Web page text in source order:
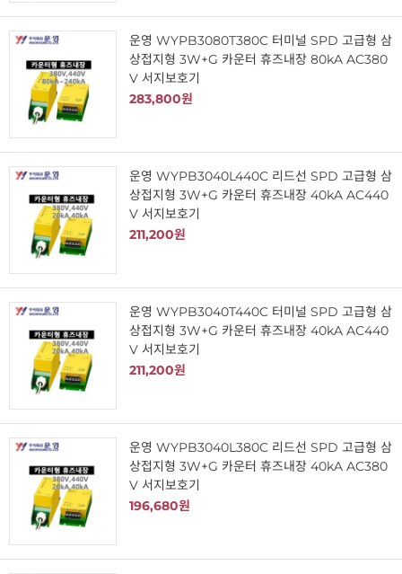
운영 WYPB3080T380C 터미널 SPD 고급형 삼
상접지형 3W+G 카운터 휴즈내장 80kA AC380
V 서지보호기
283,800원
운영 WYPB3040L440C 리드선 SPD 고급형 삼
상접지형 3W+G 카운터 휴즈내장 40kA AC440
V 서지보호기
211,200원
운영 WYPB3040T440C 터미널 SPD 고급형 삼
상접지형 3W+G 카운터 휴즈내장 40kA AC440
V 서지보호기
211,200원
운영 WYPB3040L380C 리드선 SPD 고급형 삼
상접지형 3W+G 카운터 휴즈내장 40kA AC380
V 서지보호기
196,680원